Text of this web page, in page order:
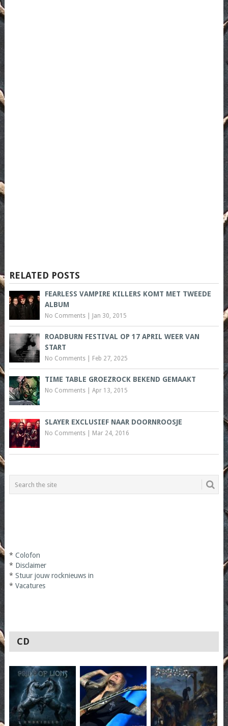
RELATED POSTS
FEARLESS VAMPIRE KILLERS KOMT MET TWEEDE
ALBUM
No Comments| Jan 30, 2015
ROADBURN FESTIVAL OP 17 APRIL WEER VAN
START
No Comments| Feb 27, 2025
TIME TABLE GROEZROCK BEKEND GEMAAKT
No Comments| Apr 13, 2015
SLAYER EXCLUSIEF NAAR DOORNROOSJE
No Comments| Mar 24, 2016
* Colofon
* Disclaimer
* Stuur jouw rocknieuws in
* Vacatures
CD